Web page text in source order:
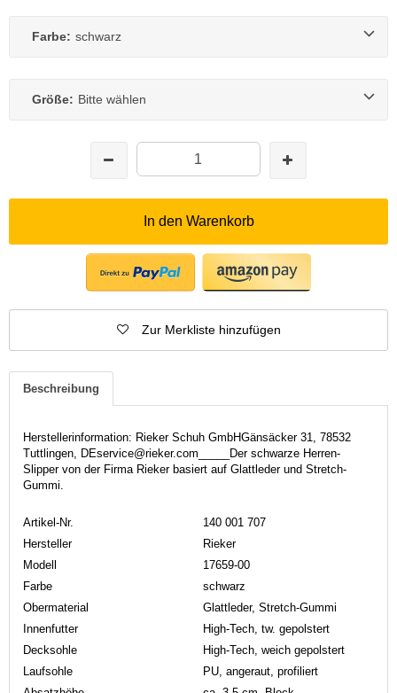
Farbe: schwarz
Größe: Bitte wählen
In den Warenkorb
Zur Merkliste hinzufügen
Beschreibung
Herstellerinformation: Rieker Schuh GmbHGänsäcker 31, 78532
Tuttlingen, DEservice@rieker.com_____Der schwarze Herren-
Slipper von der Firma Rieker basiert auf Glattleder und Stretch-
Gummi.
Artikel-Nr.
140 001 707
Hersteller
Rieker
Modell
17659-00
Farbe
schwarz
Obermaterial
Glattleder, Stretch-Gummi
Innenfutter
High-Tech, tw. gepolstert
Decksohle
High-Tech, weich gepolstert
Laufsohle
PU, angeraut, profiliert